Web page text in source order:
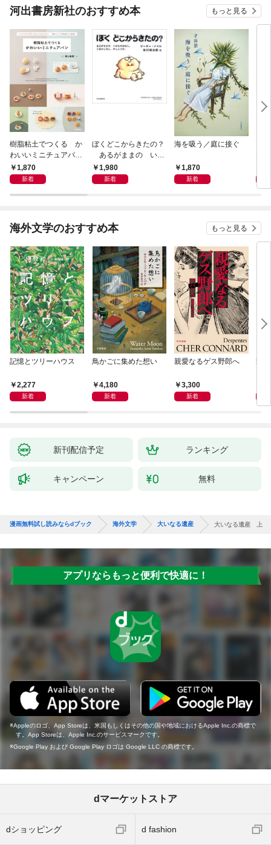
河出書房新社のおすすめ本 もっと見る
樹脂粘土でつくる か
わいいミニチュアパ
ン ベーキングパウダ
ーでふっくらふくら
燥タイム短縮！
1,870
新着
ぼくどこからきたの？
あるがままの いの
ちのはなし。ごまかし
なし、さしえつき。
1,980
新着
海を吸う／庭に接ぐ
1,870
新着
海外文学のおすすめ本 もっと見る
記憶とツリーハウス
2,277
新着
鳥かごに集めた想い
4,180
新着
親愛なるゲス野郎へ
3,300
新着
野
新刊配信予定 ランキング
キャンペーン 無料
漫画無料試し読みならdブック 海外文学 大いなる遺産 大いなる遺産 上
アプリならもっと便利で快適に！
Appleのロゴ、App Storeは、米国もしくはその他の国や地域におけるApple Inc.の商標で
す。App Storeは、Apple Inc.のサービスマークです。
Google Play および Google Play ロゴは Google LLC の商標です。
dマーケットストア
dショッピング d fashion